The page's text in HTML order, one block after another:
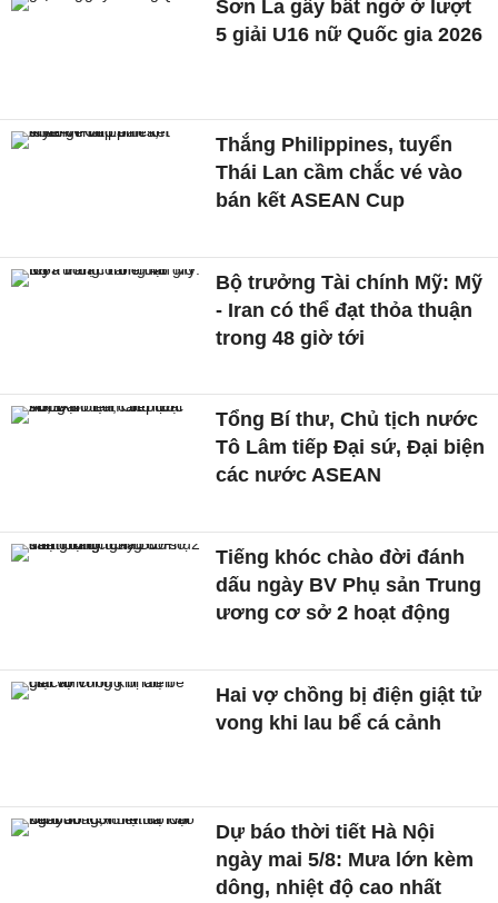
Sơn La gây bất ngờ ở lượt
5 giải U16 nữ Quốc gia 2026
Thắng Philippines, tuyển
Thái Lan cầm chắc vé vào
bán kết ASEAN Cup
Bộ trưởng Tài chính Mỹ: Mỹ
- Iran có thể đạt thỏa thuận
trong 48 giờ tới
Tổng Bí thư, Chủ tịch nước
Tô Lâm tiếp Đại sứ, Đại biện
các nước ASEAN
Tiếng khóc chào đời đánh
dấu ngày BV Phụ sản Trung
ương cơ sở 2 hoạt động
Hai vợ chồng bị điện giật tử
vong khi lau bể cá cảnh
Dự báo thời tiết Hà Nội
ngày mai 5/8: Mưa lớn kèm
dông, nhiệt độ cao nhất